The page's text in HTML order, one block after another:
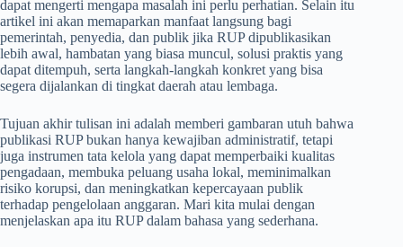
dapat mengerti mengapa masalah ini perlu perhatian. Selain itu
artikel ini akan memaparkan manfaat langsung bagi
pemerintah, penyedia, dan publik jika RUP dipublikasikan
lebih awal, hambatan yang biasa muncul, solusi praktis yang
dapat ditempuh, serta langkah-langkah konkret yang bisa
segera dijalankan di tingkat daerah atau lembaga.
Tujuan akhir tulisan ini adalah memberi gambaran utuh bahwa
publikasi RUP bukan hanya kewajiban administratif, tetapi
juga instrumen tata kelola yang dapat memperbaiki kualitas
pengadaan, membuka peluang usaha lokal, meminimalkan
risiko korupsi, dan meningkatkan kepercayaan publik
terhadap pengelolaan anggaran. Mari kita mulai dengan
menjelaskan apa itu RUP dalam bahasa yang sederhana.